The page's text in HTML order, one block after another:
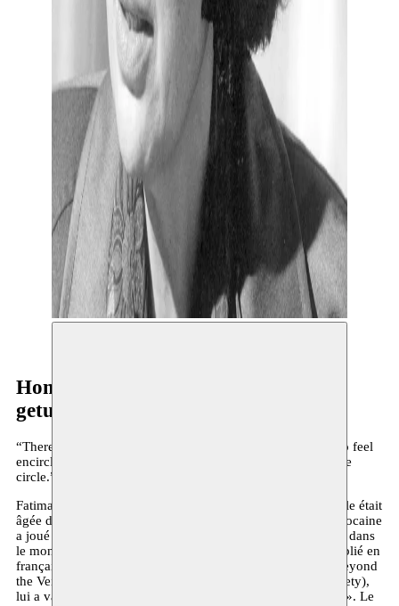
Fatima Mernissi
Hommage Fatima Mernissi
getuigenissen + concert
“There are two prerequisites to growing wings: the first is to feel
encircled and the second is to believe that you can break the
circle.” - Fatima Mernissi
Fatima Mernissi est morte le 30 novembre 2015 à Rabat. Elle était
âgée de 75 ans. Cette éminente sociologue et écrivaine marocaine
a joué un rôle majeur pour le développement du féminisme dans
le monde musulman. Son livre Sexe, idéologie et islam, publié en
français en 1985 (publié en anglais en 1975, sous le titre Beyond
the Veil : Male – Female Dynamics in Modern Muslim Society),
lui a valu le surnom de « Simone de Beauvoir du Maghreb ». Le